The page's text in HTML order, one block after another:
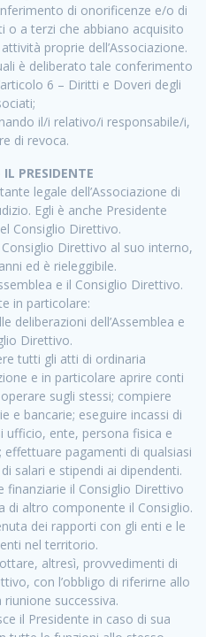
di onorificenze e/o di
o a terzi che abbiano acquisito
proprie dell’Associazione.
è deliberato tale conferimento
6 – Diritti e Doveri degli
il/i relativo/i responsabile/i,
di revoca.
PRESIDENTE
legale dell’Associazione di
Egli è anche Presidente
Consiglio Direttivo.
Direttivo al suo interno,
ed è rieleggibile.
e il Consiglio Direttivo.
in particolare:
deliberazioni dell’Assemblea e
Direttivo.
tutti gli atti di ordinaria
e in particolare aprire conti
sugli stessi; compiere
e bancarie; eseguire incassi di
ufficio, ente, persona fisica e
effettuare pagamenti di qualsiasi
salari e stipendi ai dipendenti.
finanziarie il Consiglio Direttivo
di altro componente il Consiglio.
dei rapporti con gli enti e le
nel territorio.
altresì, provvedimenti di
con l’obbligo di riferirne allo
successiva.
il Presidente in caso di sua